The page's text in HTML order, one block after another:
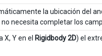
la ubicación del
necesita completar los
Y en el Rigidbody 2D) el